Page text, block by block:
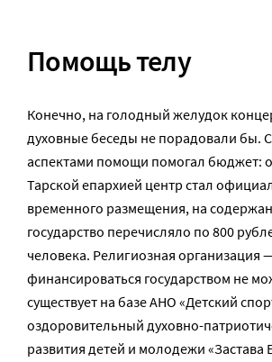
Помощь телу
Конечно, на голодный желудок
духовные беседы не порадовали бы.
аспектами помощи помогал бюджет:
Тарской епархией центр стал
временного размещения, на
государство перечисляло по 800
человека. Религиозная организация
финансироваться государством не
существует на базе АНО «Детский
оздоровительный духовно-
развития детей и молодежи «Застава